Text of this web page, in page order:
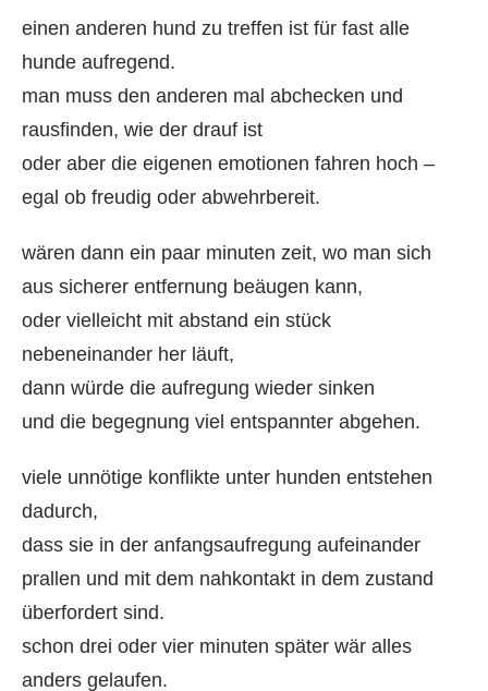
einen anderen hund zu treffen ist für fast alle
hunde aufregend.
man muss den anderen mal abchecken und
rausfinden, wie der drauf ist
oder aber die eigenen emotionen fahren hoch –
egal ob freudig oder abwehrbereit.
wären dann ein paar minuten zeit, wo man sich
aus sicherer entfernung beäugen kann,
oder vielleicht mit abstand ein stück
nebeneinander her läuft,
dann würde die aufregung wieder sinken
und die begegnung viel entspannter abgehen.
viele unnötige konflikte unter hunden entstehen
dadurch,
dass sie in der anfangsaufregung aufeinander
prallen und mit dem nahkontakt in dem zustand
überfordert sind.
schon drei oder vier minuten später wär alles
anders gelaufen.